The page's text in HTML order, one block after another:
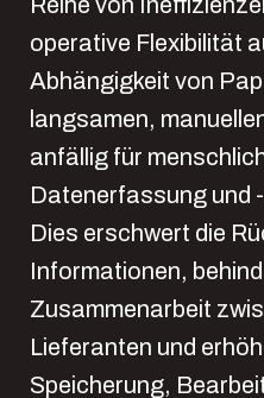
operative Flexibilität
Abhängigkeit von
langsamen,
anfällig für
Datenerfassung und
Dies erschwert die
Informationen,
Zusammenarbeit
Lieferanten und
Speicherung,